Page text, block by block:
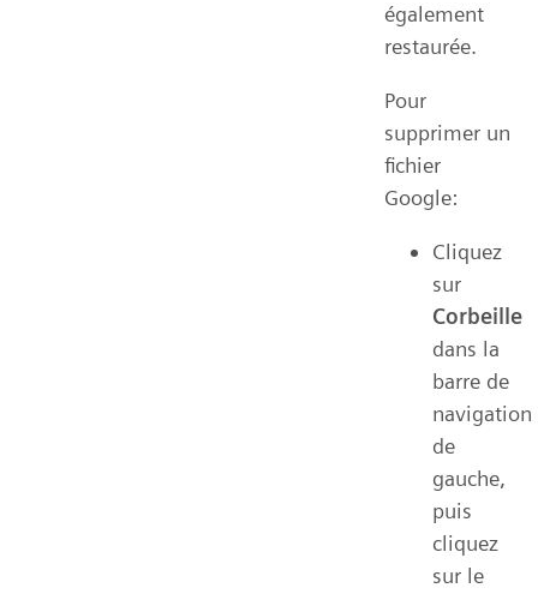
également
restaurée.
Pour
supprimer un
fichier
Google:
Cliquez
sur
Corbeille
dans la
barre de
navigation
de
gauche,
puis
cliquez
sur le